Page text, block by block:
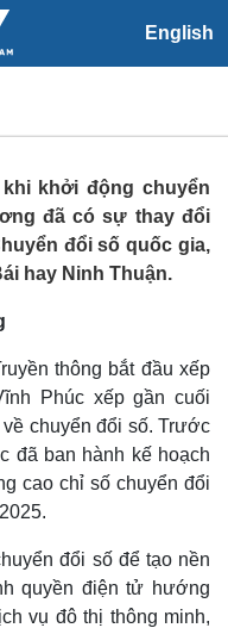
English
hội
24h
báo thời tiết
ấn VOV
làm
đảo
đổi đáng
số
khởi động chuyển
đã có sự thay đổi
đổi số quốc gia,
hay Ninh Thuận.
thông bắt đầu xếp
Phúc xếp gần cuối
chuyển đổi số. Trước
đã ban hành kế hoạch
cao chỉ số chuyển đổi
đổi số để tạo nền
quyền điện tử hướng
vụ đô thị thông minh,